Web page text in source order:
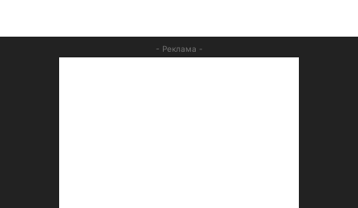
- Реклама -